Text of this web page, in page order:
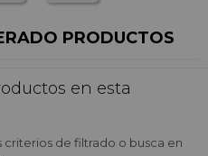
PRODUCTOS
en esta
de filtrado o busca en